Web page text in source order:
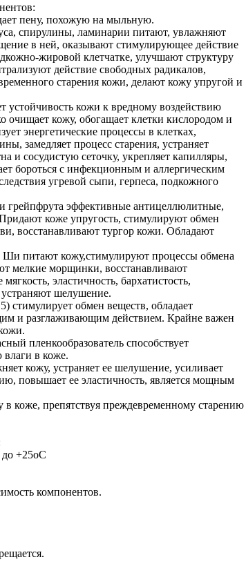
пену, похожую на мыльную.
спирулины, ламинарии питают, увлажняют
в ней, оказывают стимулирующее действие
жировой клетчатке, улучшают структуру
действие свободных радикалов,
старения кожи, делают кожу упругой и
устойчивость кожи к вредному воздействию
очищает кожу, обогащает клетки кислородом и
энергетические процессы в клетках,
замедляет процесс старения, устраняет
и сосудистую сеточку, укрепляет капилляры,
бороться с инфекционным и аллергическим
угревой сыпи, герпеса, подкожного
грейпфрута эффективные антицеллюлитные,
коже упругость, стимулируют обмен
восстанавливают тургор кожи. Обладают
питают кожу,стимулируют процессы обмена
мелкие морщинки, восстанавливают
эластичность, бархатистость,
шелушение.
стимулирует обмен веществ, обладает
и разглаживающим действием. Крайне важен
пленкообразователь способствует
в коже.
кожу, устраняет ее шелушение, усиливает
повышает ее эластичность, является мощным
в коже, препятствуя преждевременному старению
до +25oС
компонентов.